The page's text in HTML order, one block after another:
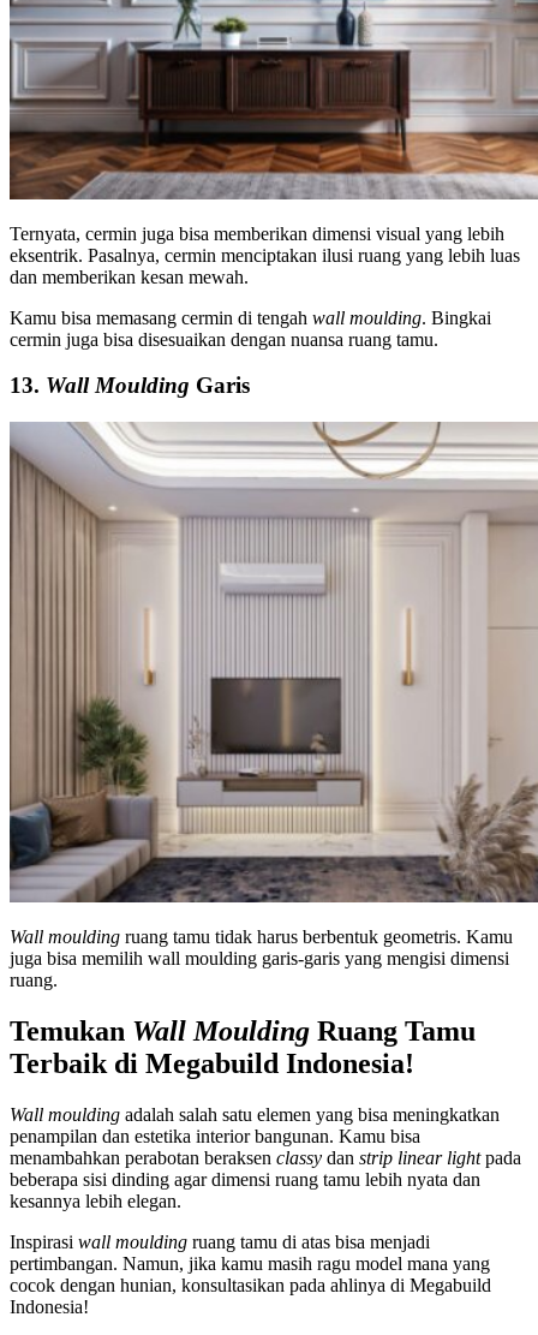
Ternyata, cermin juga bisa memberikan dimensi visual yang lebih
eksentrik. Pasalnya, cermin menciptakan ilusi ruang yang lebih luas
dan memberikan kesan mewah.
Kamu bisa memasang cermin di tengah wall moulding. Bingkai
cermin juga bisa disesuaikan dengan nuansa ruang tamu.
13. Wall Moulding Garis
Wall moulding ruang tamu tidak harus berbentuk geometris. Kamu
juga bisa memilih wall moulding garis-garis yang mengisi dimensi
ruang.
Temukan Wall Moulding Ruang Tamu
Terbaik di Megabuild Indonesia!
Wall moulding adalah salah satu elemen yang bisa meningkatkan
penampilan dan estetika interior bangunan. Kamu bisa
menambahkan perabotan beraksen classy dan strip linear lightpada
beberapa sisi dinding agar dimensi ruang tamu lebih nyata dan
kesannya lebih elegan.
Inspirasi wall moulding ruang tamu di atas bisa menjadi
pertimbangan. Namun, jika kamu masih ragu model mana yang
cocok dengan hunian, konsultasikan pada ahlinya di Megabuild
Indonesia!